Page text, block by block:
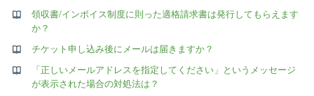
領収書/インボイス制度に則った適格請求書は発行してもらえます
か？
チケット申し込み後にメールは届きますか？
「正しいメールアドレスを指定してください」というメッセージ
が表示された場合の対処法は？